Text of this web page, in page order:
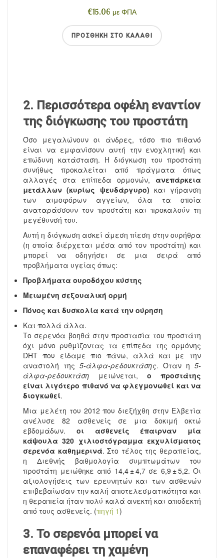
€15.06 με ΦΠΑ
ΠΡΟΣΘΉΚΗ ΣΤΟ ΚΑΛΆΘΙ
2. Περισσότερα οφέλη εναντίον
της διόγκωσης του προστάτη
Όσο μεγαλώνουν οι άνδρες, τόσο πιο πιθανό
είναι να εμφανίσουν αυτή την ενοχλητική και
επώδυνη κατάσταση. Η διόγκωση του προστάτη
συνήθως προκαλείται από πράγματα όπως
αλλαγές στα επίπεδα ορμονών, ανεπάρκεια
μετάλλων (κυρίως ψευδάργυρο) και γήρανση
των αιμοφόρων αγγείων, όλα τα οποία
αναταράσσουν τον προστάτη και προκαλούν τη
μεγέθυνσή του.
Αυτή η διόγκωση ασκεί άμεση πίεση στην ουρήθρα
(η οποία διέρχεται μέσα από τον προστάτη) και
μπορεί να οδηγήσει σε μια σειρά από
προβλήματα υγείας όπως:
Προβλήματα ουροδόχου κύστης
Μειωμένη σεξουαλική ορμή
Πόνος και δυσκολία κατά την ούρηση
Και πολλά άλλα.
Το σερενόα βοηθά στην προστασία του προστάτη
όχι μόνο ρυθμίζοντας τα επίπεδα της ορμόνης
DHT που είδαμε πιο πάνω, αλλά και με την
αναστολή της 5-άλφα-ρεδουκτάσης. Όταν η 5-
άλφα-ρεδουκτάση μειώνεται, ο προστάτης
είναι λιγότερο πιθανό να φλεγμονωθεί και να
διογκωθεί.
Μια μελέτη του 2012 που διεξήχθη στην Ελβετία
ανέλυσε 82 ασθενείς σε μια δοκιμή οκτώ
εβδομάδων. οι ασθενείς έπαιρναν μία
κάψουλα 320 χιλιοστόγραμμα εκχυλίσματος
σερενόα καθημερινά. Στο τέλος της θεραπείας,
η Διεθνής βαθμολογία συμπτωμάτων του
προστάτη μειώθηκε από 14,4 ± 4,7 σε 6,9 ± 5,2. Οι
αξιολογήσεις των ερευνητών και των ασθενών
επιβεβαίωσαν την καλή αποτελεσματικότητα και
η θεραπεία ήταν πολύ καλά ανεκτή και αποδεκτή
από τους ασθενείς. (πηγή 1)
3. Το σερενόα μπορεί να
επαναφέρει τη χαμένη